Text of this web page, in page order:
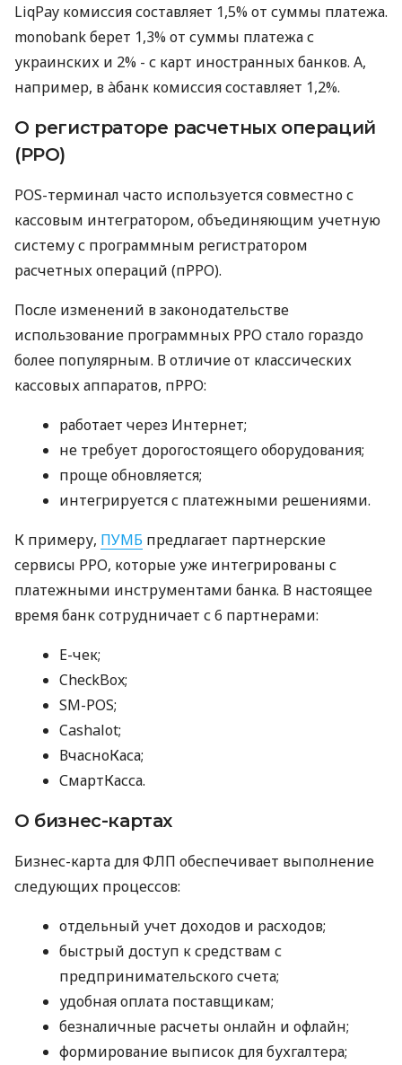
LiqPay комиссия составляет 1,5% от суммы платежа.
monobank берет 1,3% от суммы платежа с
украинских и 2% - с карт иностранных банков. А,
например, в àбанк комиссия составляет 1,2%.
О регистраторе расчетных операций
(РРО)
POS-терминал часто используется совместно с
кассовым интегратором, объединяющим учетную
систему с программным регистратором
расчетных операций (пРРО).
После изменений в законодательстве
использование программных РРО стало гораздо
более популярным. В отличие от классических
кассовых аппаратов, пРРО:
работает через Интернет;
не требует дорогостоящего оборудования;
проще обновляется;
интегрируется с платежными решениями.
К примеру, ПУМБ предлагает партнерские
сервисы РРО, которые уже интегрированы с
платежными инструментами банка. В настоящее
время банк сотрудничает с 6 партнерами:
E-чек;
CheckBox;
SM-POS;
Cashalot;
ВчасноКаса;
СмартКасса.
О бизнес-картах
Бизнес-карта для ФЛП обеспечивает выполнение
следующих процессов:
отдельный учет доходов и расходов;
быстрый доступ к средствам с
предпринимательского счета;
удобная оплата поставщикам;
безналичные расчеты онлайн и офлайн;
формирование выписок для бухгалтера;